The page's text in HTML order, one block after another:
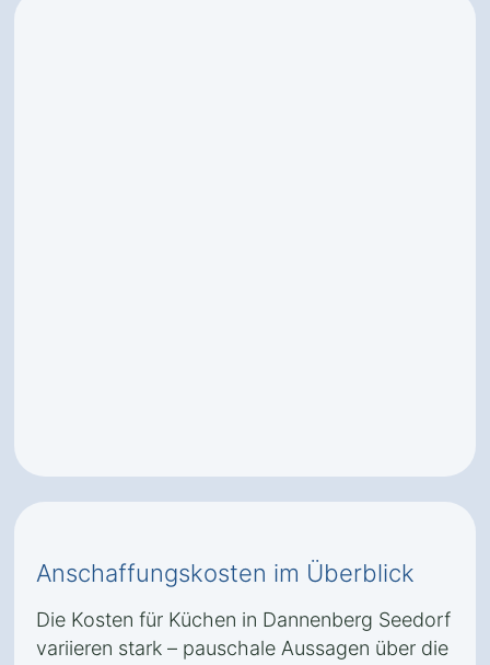
Anschaffungskosten im Überblick
Die Kosten für Küchen in Dannenberg Seedorf
variieren stark – pauschale Aussagen über die